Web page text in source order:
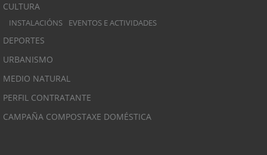
CULTURA
INSTALACIÓNS EVENTOS E ACTIVIDADES
DEPORTES
URBANISMO
MEDIO NATURAL
PERFIL CONTRATANTE
CAMPAÑA COMPOSTAXE DOMÉSTICA